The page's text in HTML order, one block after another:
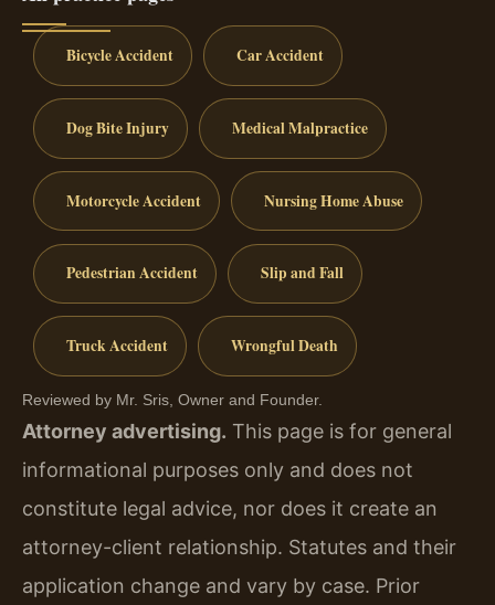
Bicycle Accident Car Accident
Dog Bite Injury Medical Malpractice
Motorcycle Accident Nursing Home Abuse
Pedestrian Accident Slip and Fall
Truck Accident Wrongful Death
Reviewed by Mr. Sris, Owner and Founder.
Attorney advertising. This page is for general
informational purposes only and does not
constitute legal advice, nor does it create an
attorney-client relationship. Statutes and their
application change and vary by case. Prior